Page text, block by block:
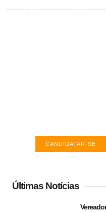
CANDIDATAR-SE
Últimas Notícias